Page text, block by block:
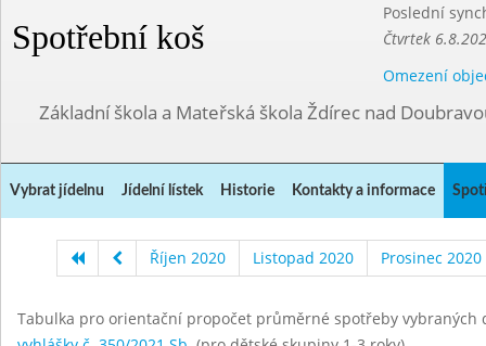
Spotřební koš
Poslední
Čtvrtek
Omezení
Základní škola a Mateřská škola Ždírec nad
Vybrat jídelnu Jídelní lístek Historie Kontakty a informace
Říjen 2020 Listopad 2020 Prosinec 2020
Tabulka pro orientační propočet průměrné spotřeby